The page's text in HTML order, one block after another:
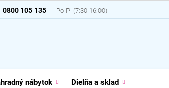
0800 105 135
nábytok Dielňa a sklad